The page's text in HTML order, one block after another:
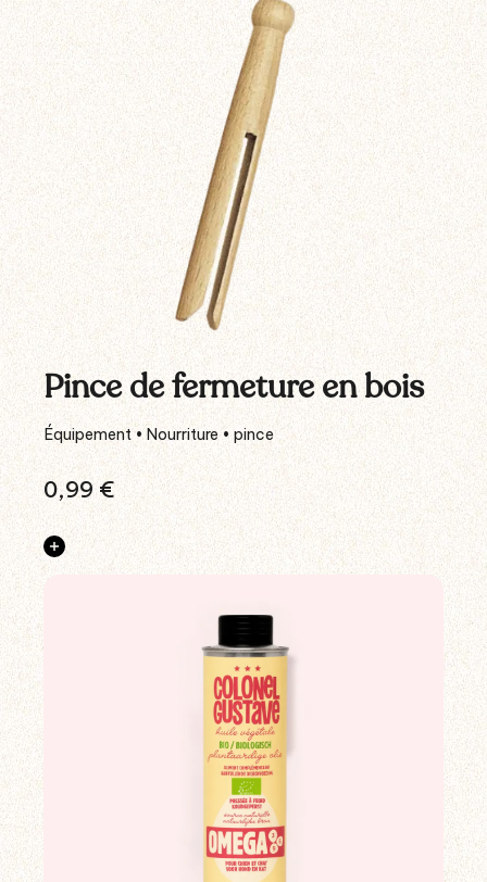
Pince de fermeture en bois
Équipement • Nourriture • pince
0,99 €